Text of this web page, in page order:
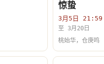
惊蛰
3月5日 21:59
至 3月20日
桃始华，仓庚鸣